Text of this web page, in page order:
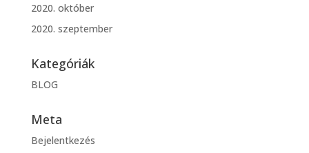
2020. október
2020. szeptember
Kategóriák
BLOG
Meta
Bejelentkezés